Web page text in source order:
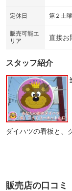
定休日 第２土
販売可能エ
リア
直接お
スタッフ紹介
ダイハツの看板と、
販売店の口コミ